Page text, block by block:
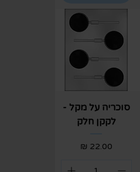
סוכריה על מקל -
לקקן חלק
מחיר